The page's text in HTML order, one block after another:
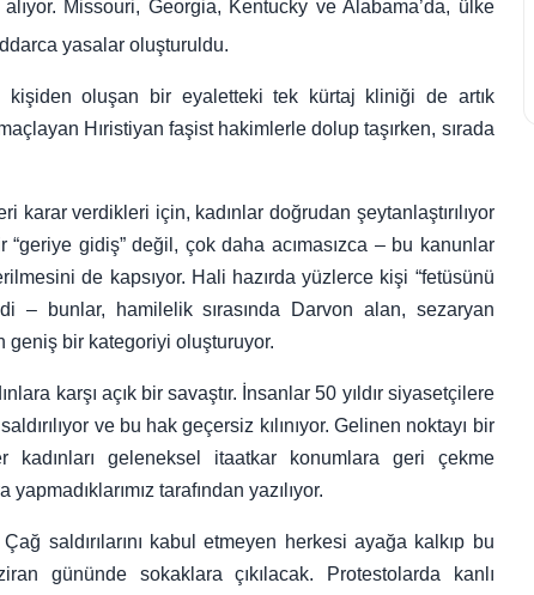
Missouri, Georgia, Kentucky ve Alabama’da, ülke
yasalar oluşturuldu.
kişiden oluşan bir eyaletteki tek kürtaj kliniği de artık
Hıristiyan faşist hakimlerle dolup taşırken, sırada
verdikleri için, kadınlar doğrudan şeytanlaştırılıyor
gidiş” değil, çok daha acımasızca – bu kanunlar
de kapsıyor. Hali hazırda yüzlerce kişi “fetüsünü
– bunlar, hamilelik sırasında Darvon alan, sezaryan
geniş bir kategoriyi oluşturuyor.
karşı açık bir savaştır. İnsanlar 50 yıldır siyasetçilere
ve bu hak geçersiz kılınıyor. Gelinen noktayı bir
geleneksel itaatkar konumlara geri çekme
tarafından yazılıyor.
saldırılarını kabul etmeyen herkesi ayağa kalkıp bu
gününde sokaklara çıkılacak. Protestolarda kanlı